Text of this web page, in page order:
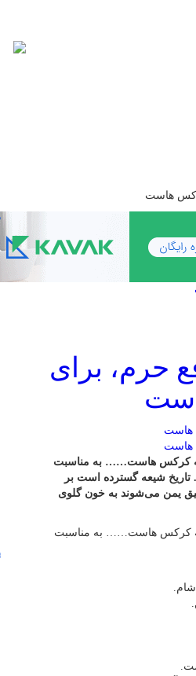
هاست
حرم، برای
کرکس هاست…… به مناسبت
شیعه گسترده‌ است بر
یمن می‌شوند به خون گلوی
کرکس هاست…… به مناسبت
شام.